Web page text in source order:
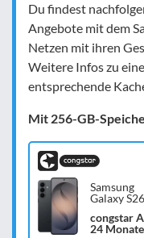
Du findest
Angebote mit dem
Netzen mit ihren
Weitere Infos zu
entsprechende
Mit 256-GB-
Samsung
Galaxy
congstar
24 Monate